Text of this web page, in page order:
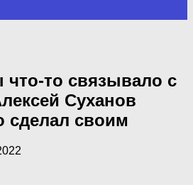
что-то связывало с
Суханов
сделал своим